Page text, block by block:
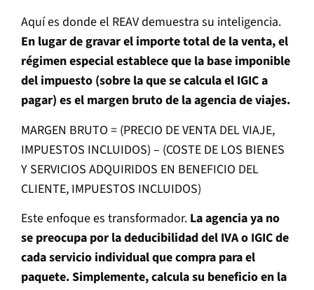
Aquí es donde el REAV demuestra su inteligencia.
En lugar de gravar el importe total de la venta, el
régimen especial establece que la base imponible
del impuesto (sobre la que se calcula el IGIC a
pagar) es el margen bruto de la agencia de viajes.
MARGEN BRUTO = (PRECIO DE VENTA DEL VIAJE,
IMPUESTOS INCLUIDOS) – (COSTE DE LOS BIENES
Y SERVICIOS ADQUIRIDOS EN BENEFICIO DEL
CLIENTE, IMPUESTOS INCLUIDOS)
Este enfoque es transformador. La agencia ya no
se preocupa por la deducibilidad del IVA o IGIC de
cada servicio individual que compra para el
paquete. Simplemente, calcula su beneficio en la